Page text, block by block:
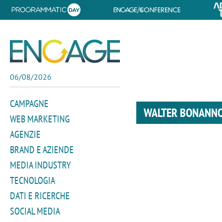
06/08/2026
CAMPAGNE
WEB MARKETING
AGENZIE
BRAND E AZIENDE
MEDIA INDUSTRY
TECNOLOGIA
DATI E RICERCHE
SOCIAL MEDIA
WALTER